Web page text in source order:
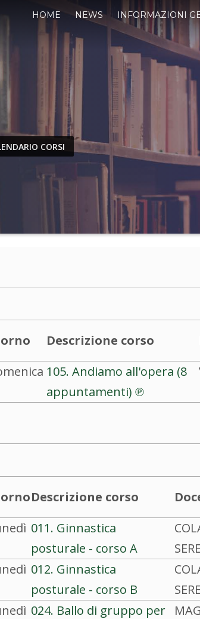
HOME NEWS INFORMAZIONI
CORSI
Descrizione corso
105. Andiamo all'opera (8
appuntamenti) ℗
Descrizione corso
011. Ginnastica
posturale - corso A
012. Ginnastica
posturale - corso B
024. Ballo di gruppo per